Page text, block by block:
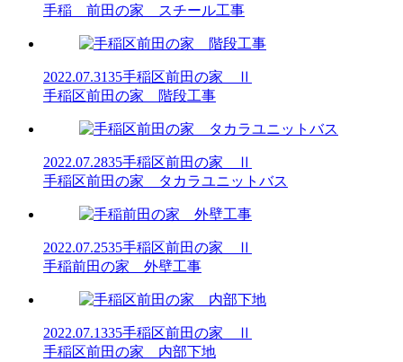
手稲 前田の家 スチール工事
2022.07.3135手稲区前田の家 Ⅱ
手稲区前田の家 階段工事
2022.07.2835手稲区前田の家 Ⅱ
手稲区前田の家 タカラユニットバス
2022.07.2535手稲区前田の家 Ⅱ
手稲前田の家 外壁工事
2022.07.1335手稲区前田の家 Ⅱ
手稲区前田の家 内部下地